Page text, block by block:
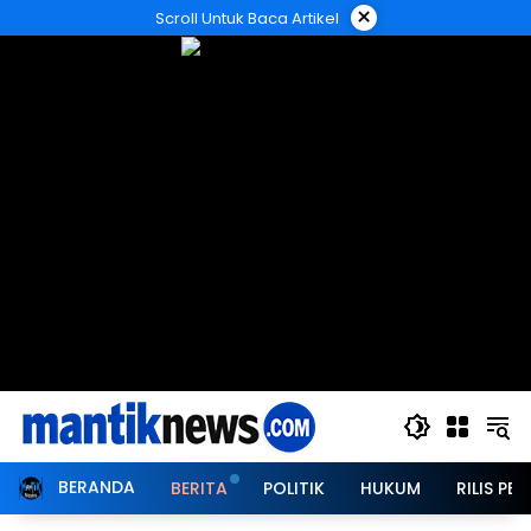
ke
Scroll Untuk Baca Artikel ×
BERANDA BERITA POLITIK HUKUM RILIS